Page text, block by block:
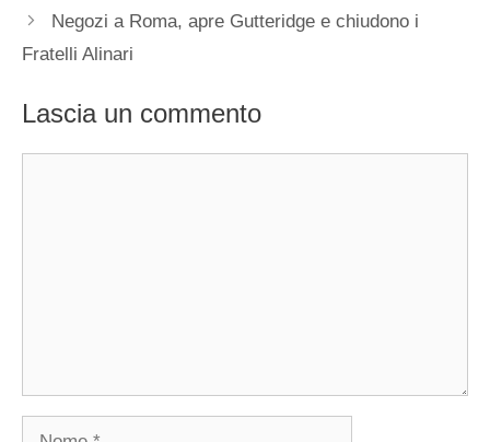
Negozi a Roma, apre Gutteridge e chiudono i
Fratelli Alinari
Lascia un commento
Nome